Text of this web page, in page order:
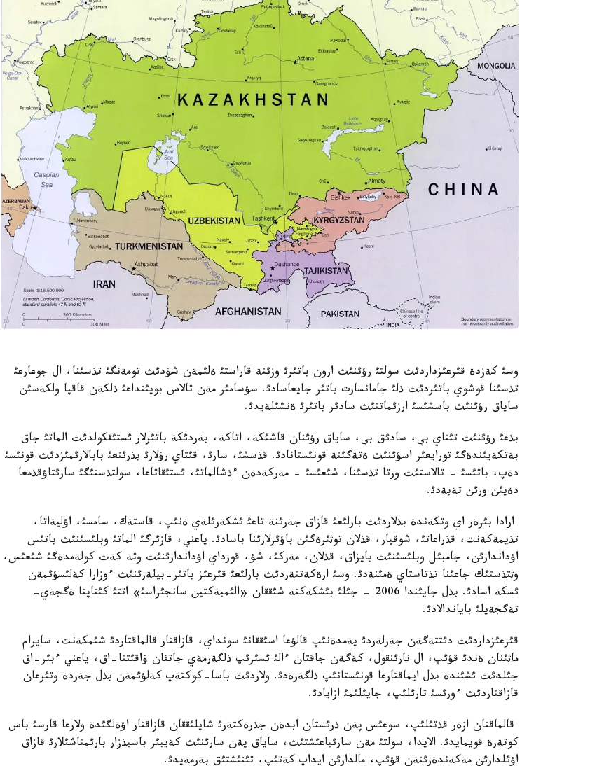
وسئ كةزدة قئرعئزداردئث سولتئ رؤئنئث ارون باتئرئ وزئنة قاراستئ ةلئمةن شؤدئث تومةنگئ تذسئنا، ال جوعارعئ
تذسئنا قوشوي باتئردئث ذلئ جامانسارت باتئر جايعاسادئ. سؤسامئر مةن تالاس بويئنداعئ ذلكةن قاقپا ولكةسئن
ساياق رؤئنئث باسشئسئ ارزئماتتئث سادئر باتئرئ ةنشئلةيدئ.
بذعئ رؤئنئث تئناي بي، سادئق بي، ساياق رؤئنان قاشئكة، اتاكة، بةردئكة باتئرلار ئستئقكولدئث الماتئ جاق
بةتكةيئندةگئ تورايعئر اسؤئنئث ةتةگئنة قونئستانادئ. قذسشئ، سارئ، قئتاي رؤلارئ بذرئنعئ بابالارئمئزدئث قونئسئ
دةپ، باتئسئ - تالاستئث ورتا تذسئنا، شئعئسئ - مةركةدةن ءذشالماتئ، ئستئقاتاعا، سولتذستئگئ سارئتاؤقذمعا
دةيئن ورئن تةبةدئ.
ارادا بئرةر اي وتكةندة بذلاردئث بارلئعئ قازاق جةرئنة تاعئ ئشكةرئلةي ةنئپ، قاستةك، سامسئ، اؤليةاتا،
تذيمةكةنت، قذراعاتئ، شوقپار، قذلان توثئرةگئن باؤئرلارئنا باسادئ. ياعني، قازئرگئ الماتئ وبلئسئنئث باتئس
اؤداندارئن، جامبئل وبلئسئنئث بايزاق، قذلان، مةركئ، شؤ، قورداي اؤداندارئنئث وتة كةث كولةمدةگئ شئعئس،
وثتذستئك جاعئنا تذتاستاي ةمئنةدئ. وسئ ارةكةتتةردئث بارلئعئ قئرعئز باتئر-بيلةرئنئث ءوزارا كةلئسؤئمةن
ئسكة اسادئ. بذل جايئندا 2006 - جئلئ بئشكةكتة شئققان «الئمبةكتين سانجئراسئ» اتتئ كئتاپتا ةگجةي-
تةگجةيلئ باياندالادئ.
قئرعئزداردئث دئتتةگةن جةرلةردئ يةمدةنئپ قالؤعا اسئققانئ سونداي، قازاقتار قالماقتاردئ شئمكةنت، سايرام
ماثئنان ةندئ قؤئپ، ال نارئنقول، كةگةن جاقتان ءالئ ئسئرئپ ذلگةرمةي جاتقان ؤاقئتتا-اق، ياعني ءبئر-اق
جئلدئث ئشئندة بذل ايماقتارعا قونئستانئپ ذلگةرةدئ. ولاردئث باسا-كوكتةپ كةلؤئمةن بذل جةردة وتئرعان
قازاقتاردئث ءورئسئ تارئلئپ، جايئلئمئ ازايادئ.
قالماقتان ازةر قذتئلئپ، سوعئس پةن ذرئستان ابدةن جذرةكتةرئ شايلئققان قازاقتار اؤةلگئدة ولارعا قارسئ باس
كوتةرة قويمايدئ. الايدا، سولتئ مةن سارئباعئشتئث، ساياق پةن سارئنئث كةيبئر باسبذزار بارئمتاشئلارئ قازاق
اؤئلدارئن مةكةندةرئنةن قؤئپ، مالدارئن ايداپ كةتئپ، تئنئشتئق بةرمةيدئ.